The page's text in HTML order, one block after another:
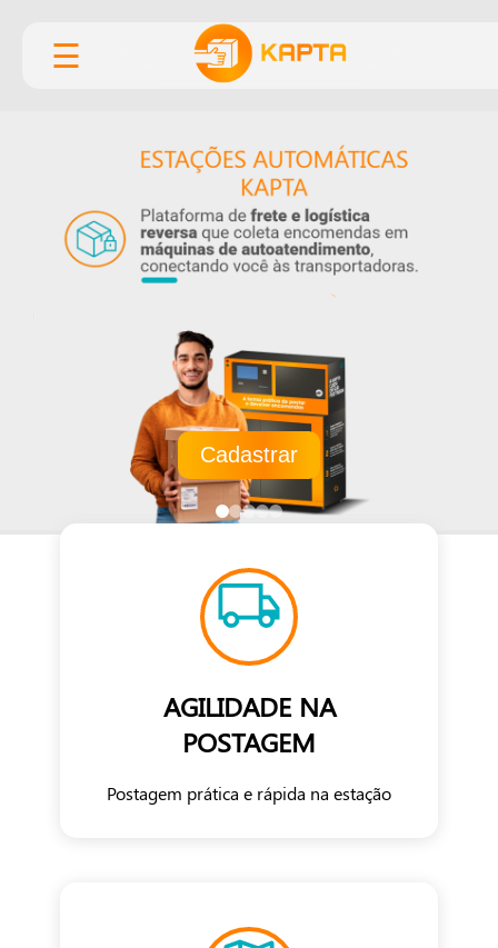
☰
Cadastrar
AGILIDADE NA
POSTAGEM
Postagem prática e rápida na estação